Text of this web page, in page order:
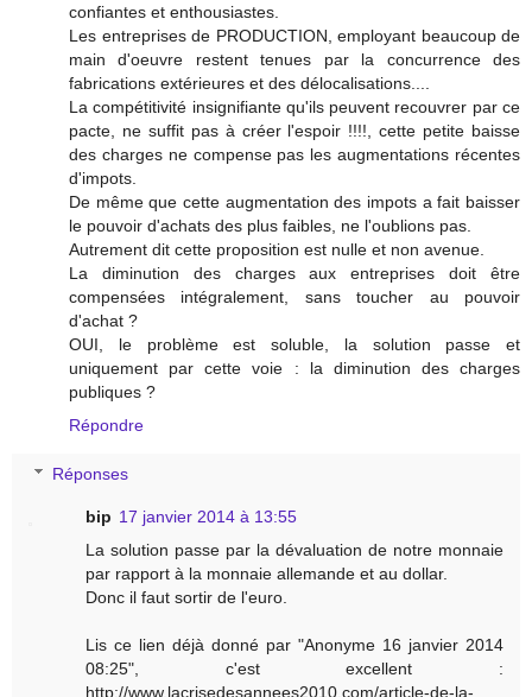
confiantes et enthousiastes.
Les entreprises de PRODUCTION, employant beaucoup de
main d'oeuvre restent tenues par la concurrence des
fabrications extérieures et des délocalisations....
La compétitivité insignifiante qu'ils peuvent recouvrer par ce
pacte, ne suffit pas à créer l'espoir !!!!, cette petite baisse
des charges ne compense pas les augmentations récentes
d'impots.
De même que cette augmentation des impots a fait baisser
le pouvoir d'achats des plus faibles, ne l'oublions pas.
Autrement dit cette proposition est nulle et non avenue.
La diminution des charges aux entreprises doit être
compensées intégralement, sans toucher au pouvoir
d'achat ?
OUI, le problème est soluble, la solution passe et
uniquement par cette voie : la diminution des charges
publiques ?
Répondre
Réponses
bip 17 janvier 2014 à 13:55
La solution passe par la dévaluation de notre monnaie
par rapport à la monnaie allemande et au dollar.
Donc il faut sortir de l'euro.
Lis ce lien déjà donné par "Anonyme 16 janvier 2014
08:25", c'est excellent :
http://www.lacrisedesannees2010.com/article-de-la-